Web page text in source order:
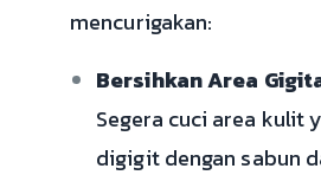
mencurigakan:
Bersihkan Area
Segera cuci area kulit
digigit dengan sabun